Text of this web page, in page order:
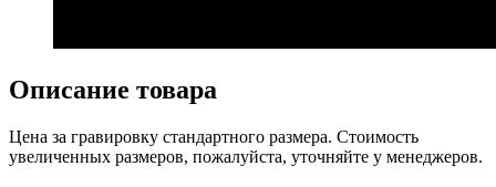
Описание товара
Цена за гравировку стандартного размера. Стоимость
увеличенных размеров, пожалуйста, уточняйте у менеджеров.